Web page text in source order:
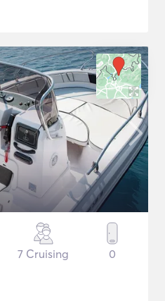
7 Cruising 0